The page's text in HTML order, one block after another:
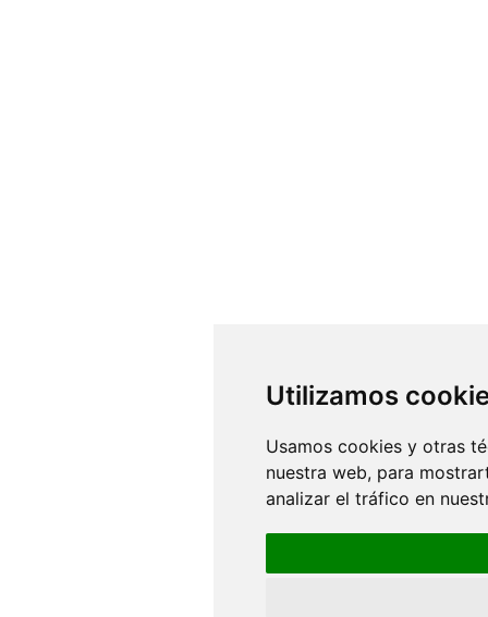
Utilizamos
Usamos cookies y otras
nuestra web, para
analizar el tráfico en